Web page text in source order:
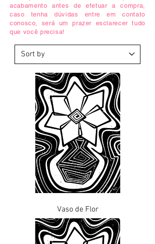
acabamento antes de efetuar a compra,
caso tenha dúvidas entre em contato
conosco, será um prazer esclarecer tudo
que você precisa!
Vaso de Flor